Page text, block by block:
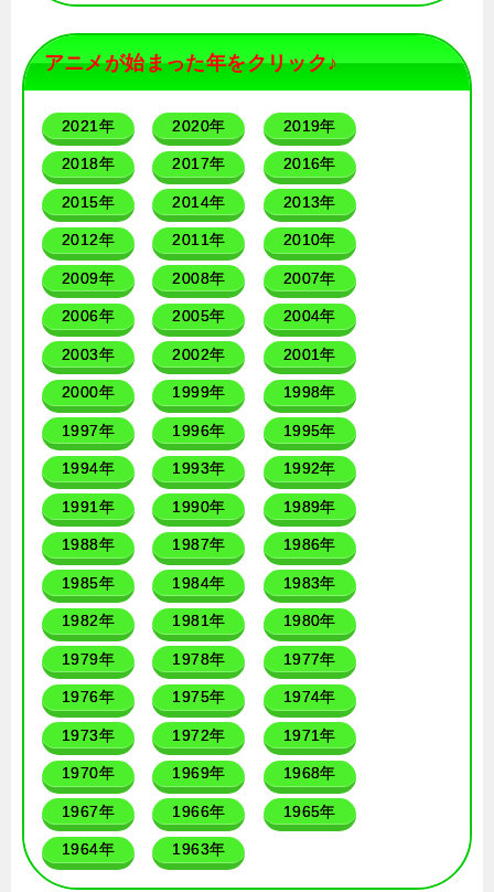
アニメが始まった年をクリック♪
2021年 2020年 2019年
2018年 2017年 2016年
2015年 2014年 2013年
2012年 2011年 2010年
2009年 2008年 2007年
2006年 2005年 2004年
2003年 2002年 2001年
2000年 1999年 1998年
1997年 1996年 1995年
1994年 1993年 1992年
1991年 1990年 1989年
1988年 1987年 1986年
1985年 1984年 1983年
1982年 1981年 1980年
1979年 1978年 1977年
1976年 1975年 1974年
1973年 1972年 1971年
1970年 1969年 1968年
1967年 1966年 1965年
1964年 1963年